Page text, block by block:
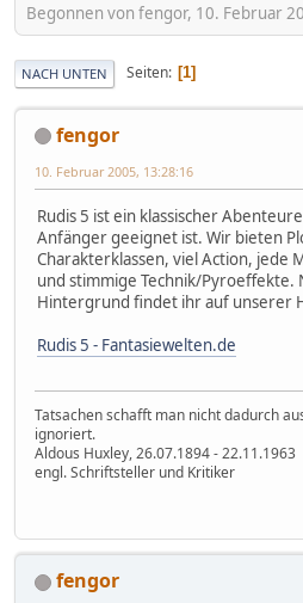
Begonnen von fengor, 10. Februar
NACH UNTEN Seiten 1
fengor
10. Februar 2005, 13:28:16
Rudis 5 ist ein klassischer
Anfänger geeignet ist. Wir bieten
Charakterklassen, viel Action, jede
und stimmige Technik/Pyroeffekte.
Hintergrund findet ihr auf unserer
Rudis 5 - Fantasiewelten.de
Tatsachen schafft man nicht dadurch
ignoriert.
Aldous Huxley, 26.07.1894 - 22.11.1963
engl. Schriftsteller und Kritiker
fengor